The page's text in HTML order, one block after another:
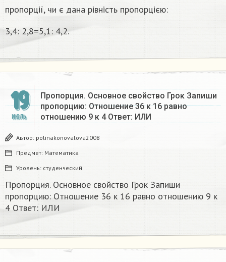
пропорції, чи є дана рiвнiсть пропорцією:
3,4: 2,8=5,1: 4,2.
19
ИЮЛЬ
Пропорция. Основное свойство Грок Запиши
пропорцию: Отношение 36 к 16 равно
отношению 9 к 4 Ответ: ИЛИ​
Автор: polinakonovalova2008
Предмет: Математика
Уровень: студенческий
Пропорция. Основное свойство Грок Запиши
пропорцию: Отношение 36 к 16 равно отношению 9 к
4 Ответ: ИЛИ​